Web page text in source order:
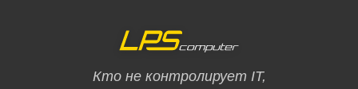
Кто не контролирует IT,